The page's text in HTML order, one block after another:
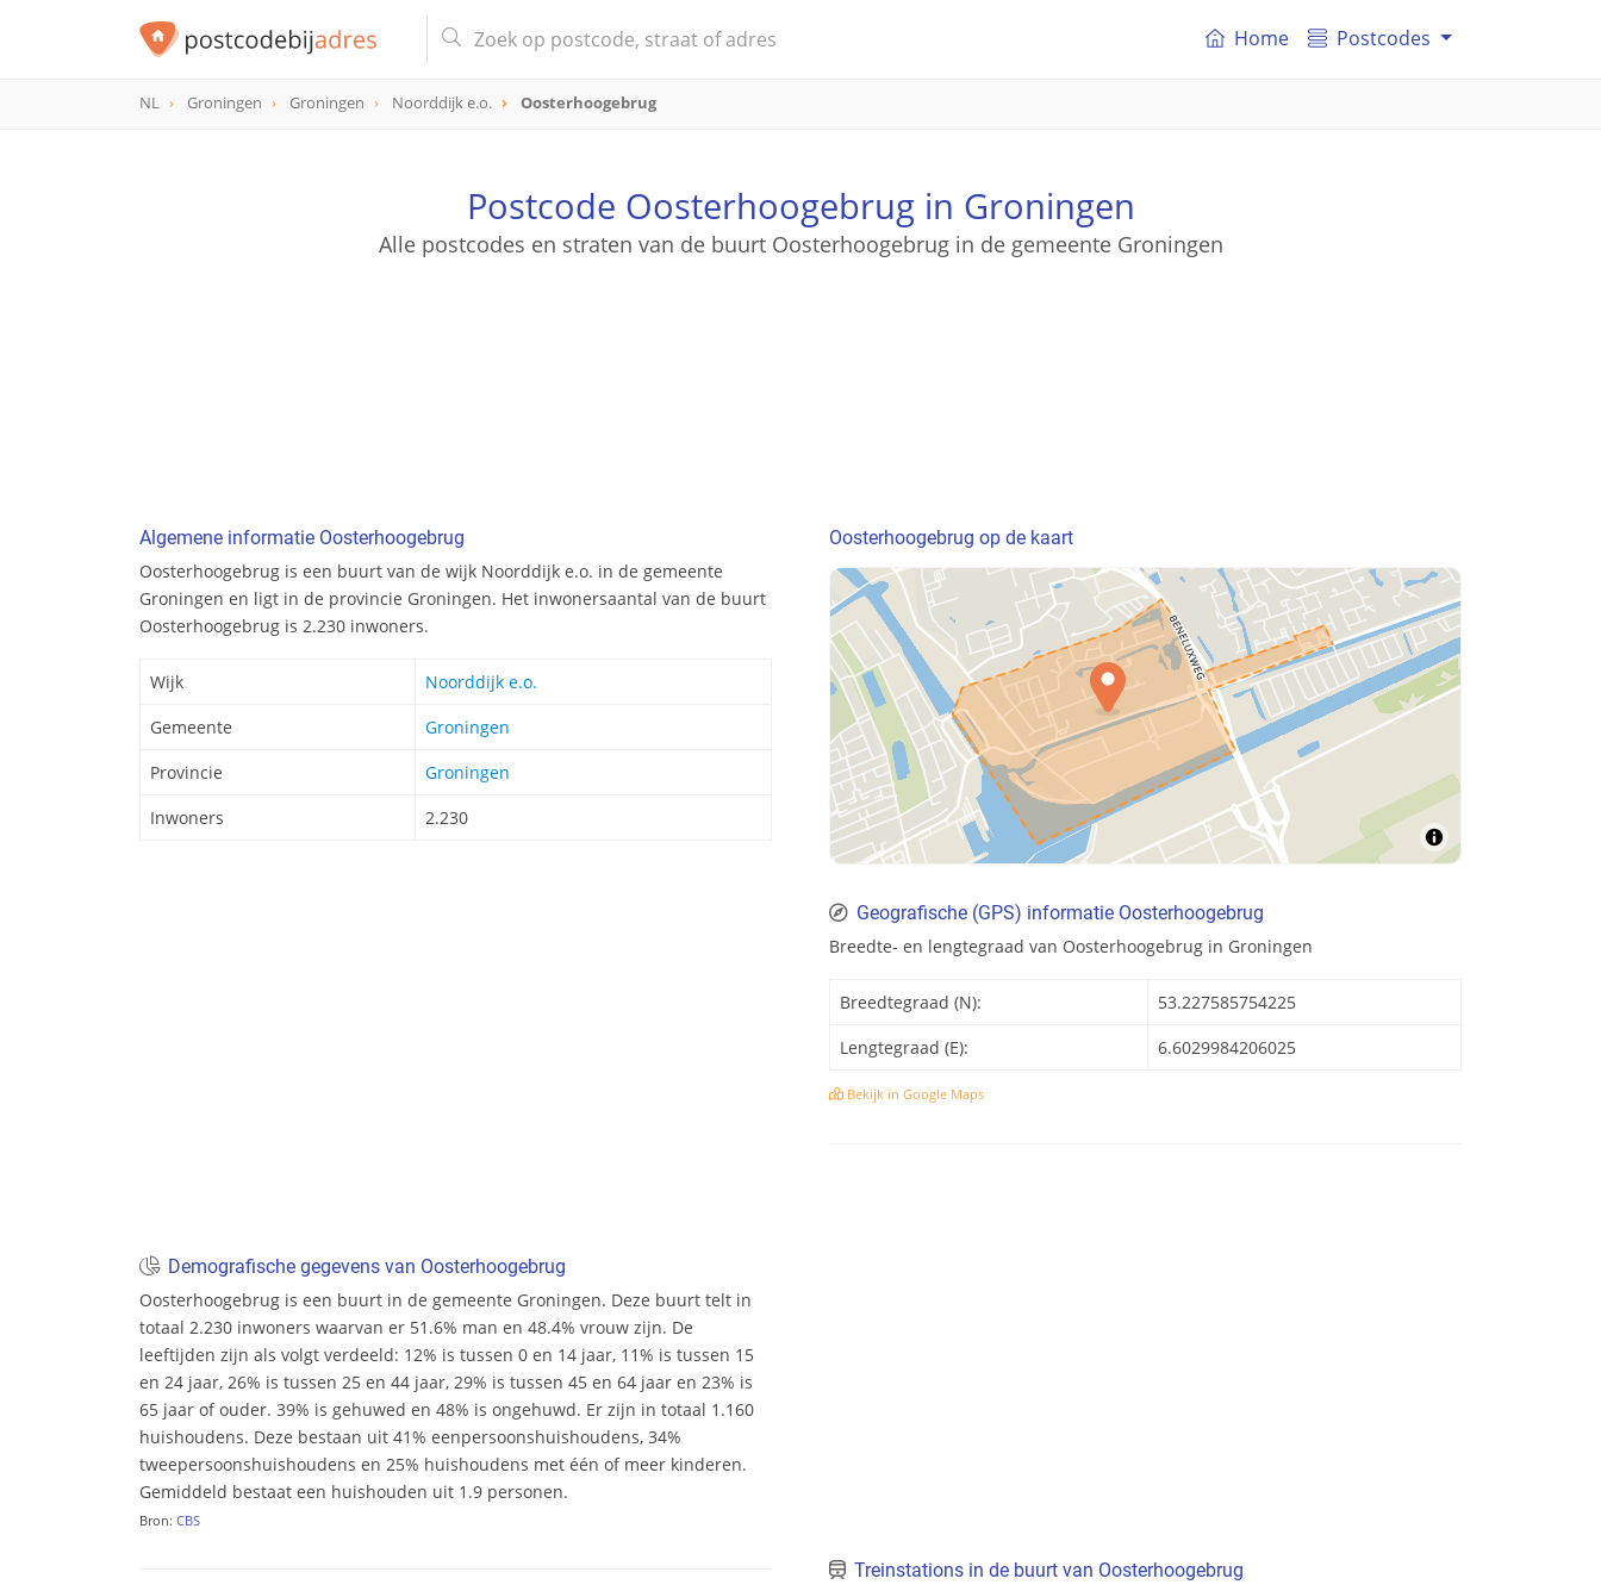
Home Postcodes
NL Groningen Groningen Noorddijk e.o. Oosterhoogebrug
Postcode Oosterhoogebrug in Groningen
Alle postcodes en straten van de buurt Oosterhoogebrug in de gemeente Groningen
Algemene informatie Oosterhoogebrug
Oosterhoogebrug is een buurt van de wijk Noorddijk e.o. in de gemeente
Groningen en ligt in de provincie Groningen. Het inwonersaantal van de buurt
Oosterhoogebrug is 2.230 inwoners.
Wijk
Noorddijk e.o.
Gemeente
Groningen
Provincie
Groningen
Inwoners
2.230
Demografische gegevens van Oosterhoogebrug
Oosterhoogebrug is een buurt in de gemeente Groningen. Deze buurt telt in
totaal 2.230 inwoners waarvan er 51.6% man en 48.4% vrouw zijn. De
leeftijden zijn als volgt verdeeld: 12% is tussen 0 en 14 jaar, 11% is tussen 15
en 24 jaar, 26% is tussen 25 en 44 jaar, 29% is tussen 45 en 64 jaar en 23% is
65 jaar of ouder. 39% is gehuwed en 48% is ongehuwd. Er zijn in totaal 1.160
huishoudens. Deze bestaan uit 41% eenpersoonshuishoudens, 34%
tweepersoonshuishoudens en 25% huishoudens met één of meer kinderen.
Gemiddeld bestaat een huishouden uit 1.9 personen.
Bron: CBS
Oosterhoogebrug op de kaart
Geografische (GPS) informatie Oosterhoogebrug
Breedte- en lengtegraad van Oosterhoogebrug in Groningen
Breedtegraad (N):
53.227585754225
Lengtegraad (E):
6.6029984206025
Bekijk in Google Maps
Treinstations in de buurt van Oosterhoogebrug